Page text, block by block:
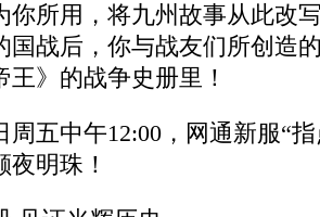
你所用，将九州故事从此改
国战后，你与战友们所创造
王》的战争史册里！
五中午12:00，网通新服“指
夜明珠！